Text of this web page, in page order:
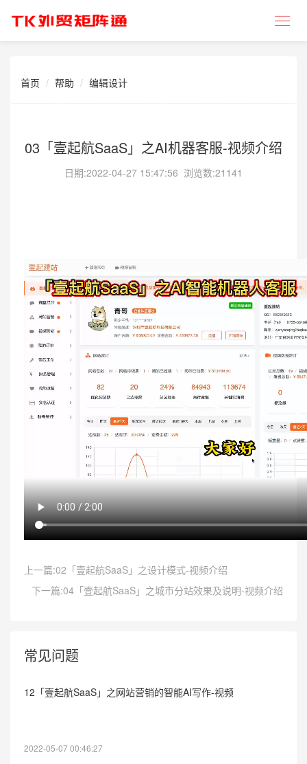
首页 帮助 编辑设计
03「壹起航SaaS」之AI机器客服-视频介绍
日期:2022-04-27 15:47:56 浏览数:21141
上一篇:02「壹起航SaaS」之设计模式-视频介绍
下一篇:04「壹起航SaaS」之城市分站效果及说明-视频介绍
常见问题
12「壹起航SaaS」之网站营销的智能AI写作-视频
2022-05-07 00:46:27